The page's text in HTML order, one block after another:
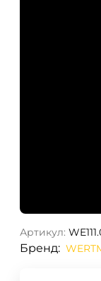
Артикул:
Бренд: